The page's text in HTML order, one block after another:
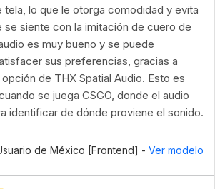
tela, lo que le otorga comodidad y evita
se siente con la imitación de cuero de
es muy bueno y se puede
sus preferencias, gracias a
de THX Spatial Audio. Esto es
se juega CSGO, donde el audio
identificar de dónde proviene el sonido.
de México [Frontend] - Ver modelo